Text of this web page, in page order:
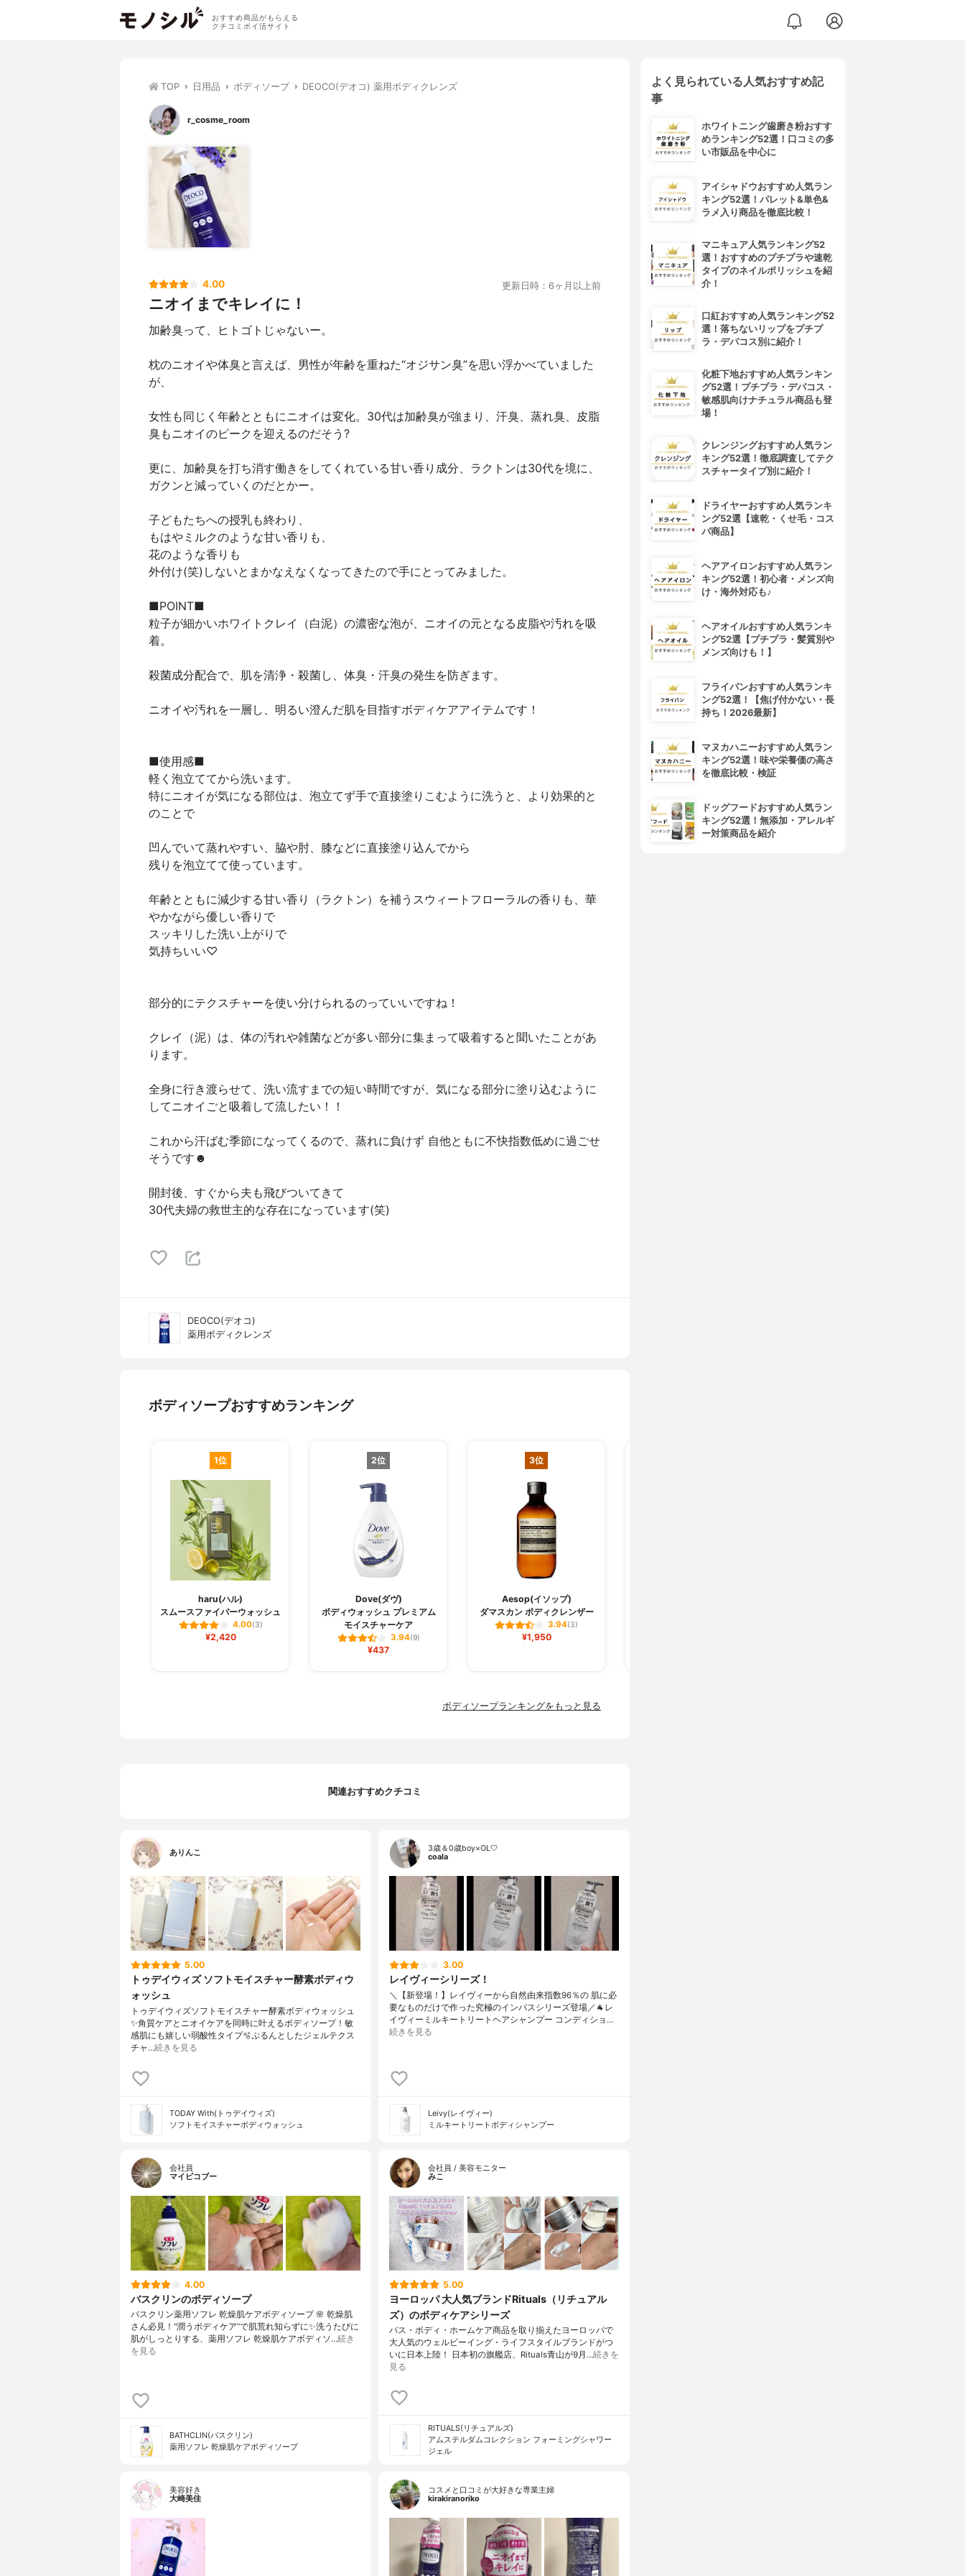
おすすめ商品がもらえる
クチコミポイ活サイト
TOP 日用品 ボディソープ DEOCO(デオコ) 薬用ボディクレンズ
r_cosme_room
4.00 更新日時：6ヶ月以上前
ニオイまでキレイに！
加齢臭って、ヒトゴトじゃないー。
枕のニオイや体臭と言えば、男性が年齢を重ねた“オジサン臭”を思い浮かべていました
が、
女性も同じく年齢とともにニオイは変化。30代は加齢臭が強まり、汗臭、蒸れ臭、皮脂
臭もニオイのピークを迎えるのだそう?
更に、加齢臭を打ち消す働きをしてくれている甘い香り成分、ラクトンは30代を境に、
ガクンと減っていくのだとかー。
子どもたちへの授乳も終わり、
もはやミルクのような甘い香りも、
花のような香りも
外付け(笑)しないとまかなえなくなってきたので手にとってみました。
■POINT■
粒子が細かいホワイトクレイ（白泥）の濃密な泡が、ニオイの元となる皮脂や汚れを吸
着。
殺菌成分配合で、肌を清浄・殺菌し、体臭・汗臭の発生を防ぎます。
ニオイや汚れを一層し、明るい澄んだ肌を目指すボディケアアイテムです！
■使用感■
軽く泡立ててから洗います。
特にニオイが気になる部位は、泡立てず手で直接塗りこむように洗うと、より効果的と
のことで
凹んでいて蒸れやすい、脇や肘、膝などに直接塗り込んでから
残りを泡立てて使っています。
年齢とともに減少する甘い香り（ラクトン）を補うスウィートフローラルの香りも、華
やかながら優しい香りで
スッキリした洗い上がりで
気持ちいい♡
部分的にテクスチャーを使い分けられるのっていいですね！
クレイ（泥）は、体の汚れや雑菌などが多い部分に集まって吸着すると聞いたことがあ
ります。
全身に行き渡らせて、洗い流すまでの短い時間ですが、気になる部分に塗り込むように
してニオイごと吸着して流したい！！
これから汗ばむ季節になってくるので、蒸れに負けず 自他ともに不快指数低めに過ごせ
そうです☻
開封後、すぐから夫も飛びついてきて
30代夫婦の救世主的な存在になっています(笑)
DEOCO(デオコ)
薬用ボディクレンズ
ボディソープおすすめランキング
1位
haru(ハル)
スムースファイバーウォッシュ
4.00(3)
¥2,420
2位
Dove(ダヴ)
ボディウォッシュ プレミアム
モイスチャーケア
3.94(9)
¥437
3位
Aesop(イソップ)
ダマスカン ボディクレンザー
3.94(3)
¥1,950
ボディソープランキングをもっと見る
関連おすすめクチコミ
ありんこ
5.00
トゥデイウィズ ソフトモイスチャー酵素ボディウ
ォッシュ
トゥデイウィズソフトモイスチャー酵素ボディウォッシュ
✨角質ケアとニオイケアを同時に叶えるボディソープ！敏
感肌にも嬉しい弱酸性タイプ🫧ぷるんとしたジェルテクス
チャ…続きを見る
TODAY With(トゥデイウィズ)
ソフトモイスチャーボディウォッシュ
3歳＆0歳boy×OL🤍
coala
3.00
レイヴィーシリーズ！
＼【新登場！】レイヴィーから自然由来指数96％の 肌に必
要なものだけで作った究極のインバスシリーズ登場／🐐レ
イヴィーミルキートリートヘアシャンプー コンディショ…
続きを見る
Leivy(レイヴィー)
ミルキートリートボディシャンプー
会社員
マイピコブー
4.00
バスクリンのボディソープ
バスクリン薬用ソフレ 乾燥肌ケアボディソープ 🌸 乾燥肌
さん必見！“潤うボディケア”で肌荒れ知らずに✨洗うたびに
肌がしっとりする、薬用ソフレ 乾燥肌ケアボディソ…続き
を見る
BATHCLIN(バスクリン)
薬用ソフレ 乾燥肌ケアボディソープ
会社員 / 美容モニター
みこ
5.00
ヨーロッパ 大人気ブランドRituals（リチュアル
ズ）のボディケアシリーズ
バス・ボディ・ホームケア商品を取り揃えたヨーロッパで
大人気のウェルビーイング・ライフスタイルブランドがつ
いに日本上陸！ 日本初の旗艦店、Rituals青山が9月…続きを
見る
RITUALS(リチュアルズ)
アムステルダムコレクション フォーミングシャワー
ジェル
美容好き
大崎美佳
コスメと口コミが大好きな専業主婦
kirakiranoriko
よく見られている人気おすすめ記
事
ホワイトニング歯磨き粉おすす
めランキング52選！口コミの多
い市販品を中心に
アイシャドウおすすめ人気ラン
キング52選！パレット&単色&
ラメ入り商品を徹底比較！
マニキュア人気ランキング52
選！おすすめのプチプラや速乾
タイプのネイルポリッシュを紹
介！
口紅おすすめ人気ランキング52
選！落ちないリップをプチプ
ラ・デパコス別に紹介！
化粧下地おすすめ人気ランキン
グ52選！プチプラ・デパコス・
敏感肌向けナチュラル商品も登
場！
クレンジングおすすめ人気ラン
キング52選！徹底調査してテク
スチャータイプ別に紹介！
ドライヤーおすすめ人気ランキ
ング52選【速乾・くせ毛・コス
パ商品】
ヘアアイロンおすすめ人気ラン
キング52選！初心者・メンズ向
け・海外対応も♪
ヘアオイルおすすめ人気ランキ
ング52選【プチプラ・髪質別や
メンズ向けも！】
フライパンおすすめ人気ランキ
ング52選！【焦げ付かない・長
持ち！2026最新】
マヌカハニーおすすめ人気ラン
キング52選！味や栄養価の高さ
を徹底比較・検証
ドッグフードおすすめ人気ラン
キング52選！無添加・アレルギ
ー対策商品を紹介